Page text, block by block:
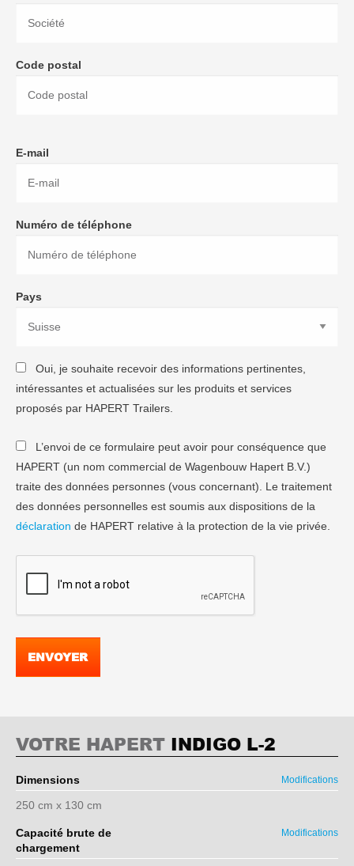
Code postal
E-mail
Numéro de téléphone
Pays
Oui, je souhaite recevoir des informations pertinentes,
intéressantes et actualisées sur les produits et services
proposés par HAPERT Trailers.
L’envoi de ce formulaire peut avoir pour conséquence que
HAPERT (un nom commercial de Wagenbouw Hapert B.V.)
traite des données personnes (vous concernant). Le traitement
des données personnelles est soumis aux dispositions de la
déclaration de HAPERT relative à la protection de la vie privée.
ENVOYER
VOTRE HAPERT INDIGO L-2
Dimensions Modifications
250 cm x 130 cm
Capacité brute de
chargement
Modifications